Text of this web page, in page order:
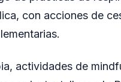
con acciones de
actividades de